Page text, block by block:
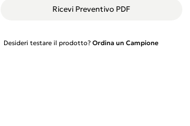
Ricevi Preventivo PDF
Desideri testare il prodotto? Ordina un Campione